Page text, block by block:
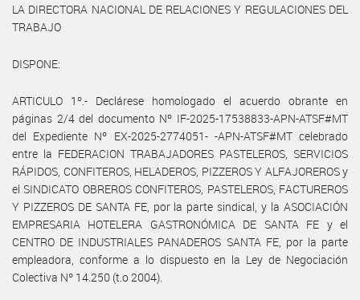
LA DIRECTORA NACIONAL DE RELACIONES Y REGULACIONES DEL
TRABAJO
DISPONE:
ARTICULO 1º.- Declárese homologado el acuerdo obrante en
páginas 2/4 del documento Nº IF-2025-17538833-APN-ATSF#MT
del Expediente Nº EX-2025-2774051- -APN-ATSF#MT celebrado
entre la FEDERACION TRABAJADORES PASTELEROS, SERVICIOS
RÁPIDOS, CONFITEROS, HELADEROS, PIZZEROS Y ALFAJOREROS y
el SINDICATO OBREROS CONFITEROS, PASTELEROS, FACTUREROS
Y PIZZEROS DE SANTA FE, por la parte sindical, y la ASOCIACIÓN
EMPRESARIA HOTELERA GASTRONÓMICA DE SANTA FE y el
CENTRO DE INDUSTRIALES PANADEROS SANTA FE, por la parte
empleadora, conforme a lo dispuesto en la Ley de Negociación
Colectiva Nº 14.250 (t.o 2004).